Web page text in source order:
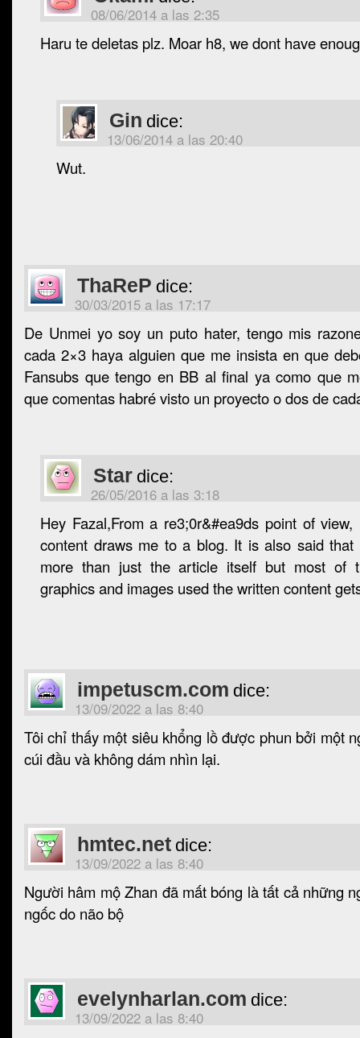
08/06/2014 a las 2:35
Haru te deletas plz. Moar h8, we dont have
Gin dice:
13/06/2014 a las 20:40
Wut.
ThaReP dice:
30/03/2015 a las 17:17
De Unmei yo soy un puto hater, tengo mis
cada 2×3 haya alguien que me insista en que
Fansubs que tengo en BB al final ya como que
que comentas habré visto un proyecto o dos de
Star dice:
26/05/2016 a las 3:18
Hey Fazal,From a re3;0r&#ea9ds point of
content draws me to a blog. It is also said that
more than just the article itself but most of
graphics and images used the written content
impetuscm.com dice:
13/09/2022 a las 8:40
Tôi chỉ thấy một siêu khổng lồ được phun bởi một
cúi đầu và không dám nhìn lại.
hmtec.net dice:
13/09/2022 a las 8:40
Người hâm mộ Zhan đã mất bóng là tất cả những
ngốc do não bộ
evelynharlan.com dice:
13/09/2022 a las 8:40